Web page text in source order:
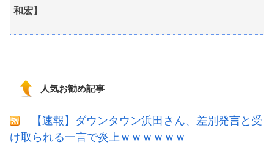
和宏】
人気お勧め記事
【速報】ダウンタウン浜田さん、差別発言と受
け取られる一言で炎上ｗｗｗｗｗｗ